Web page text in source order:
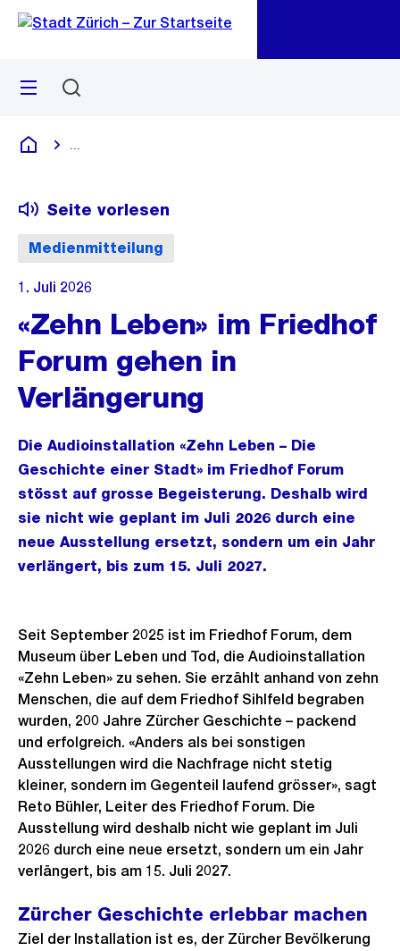
Navigation
Sprunglink
Menü
Deutsch
Medienmitteilung
Seite vorlesen
1. Juli 2026
«Zehn Leben» im Friedhof
Forum gehen in
Verlängerung
Die Audioinstallation «Zehn Leben – Die
Geschichte einer Stadt» im Friedhof Forum
stösst auf grosse Begeisterung. Deshalb wird
sie nicht wie geplant im Juli 2026 durch eine
neue Ausstellung ersetzt, sondern um ein Jahr
verlängert, bis zum 15. Juli 2027.
Seit September 2025 ist im Friedhof Forum, dem
Museum über Leben und Tod, die Audioinstallation
«Zehn Leben» zu sehen. Sie erzählt anhand von zehn
Menschen, die auf dem Friedhof Sihlfeld begraben
wurden, 200 Jahre Zürcher Geschichte – packend
und erfolgreich. «Anders als bei sonstigen
Ausstellungen wird die Nachfrage nicht stetig
kleiner, sondern im Gegenteil laufend grösser», sagt
Reto Bühler, Leiter des Friedhof Forum. Die
Ausstellung wird deshalb nicht wie geplant im Juli
2026 durch eine neue ersetzt, sondern um ein Jahr
verlängert, bis am 15. Juli 2027.
Zürcher Geschichte erlebbar machen
Ziel der Installation ist es, der Zürcher Bevölkerung